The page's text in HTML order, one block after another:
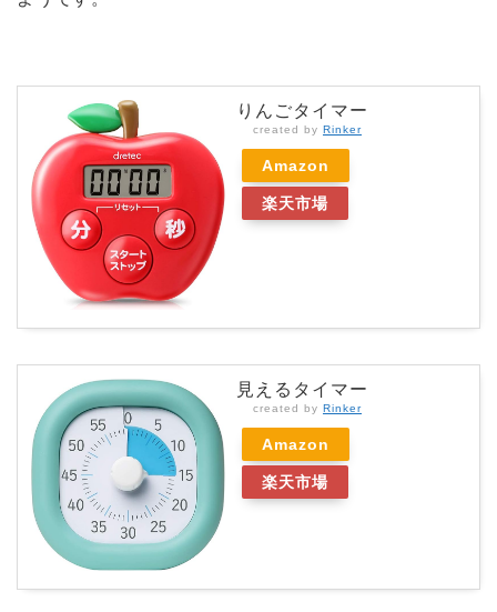
りんごタイマー
created by Rinker
Amazon
楽天市場
見えるタイマー
created by Rinker
Amazon
楽天市場